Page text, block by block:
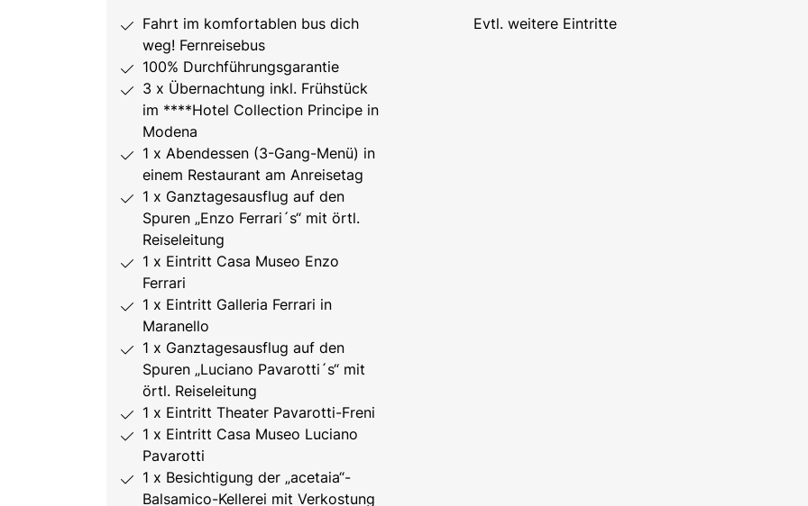
Fahrt im komfortablen bus dich
weg! Fernreisebus
100% Durchführungsgarantie
3 x Übernachtung inkl. Frühstück
im ****Hotel Collection Principe in
Modena
1 x Abendessen (3-Gang-Menü) in
einem Restaurant am Anreisetag
1 x Ganztagesausflug auf den
Spuren „Enzo Ferrari´s“ mit örtl.
Reiseleitung
1 x Eintritt Casa Museo Enzo
Ferrari
1 x Eintritt Galleria Ferrari in
Maranello
1 x Ganztagesausflug auf den
Spuren „Luciano Pavarotti´s“ mit
örtl. Reiseleitung
1 x Eintritt Theater Pavarotti-Freni
1 x Eintritt Casa Museo Luciano
Pavarotti
1 x Besichtigung der „acetaia“-
Balsamico-Kellerei mit Verkostung
Evtl. weitere Eintritte